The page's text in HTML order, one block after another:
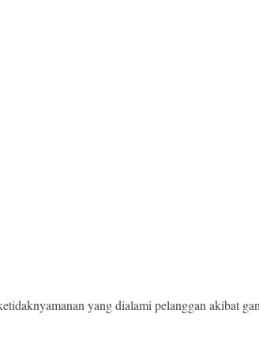
yang dialami pelanggan akibat